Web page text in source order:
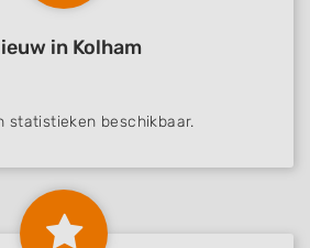
in Kolham
statistieken beschikbaar.